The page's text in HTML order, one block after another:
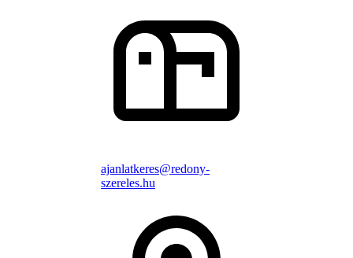
ajanlatkeres@redony-
szereles.hu